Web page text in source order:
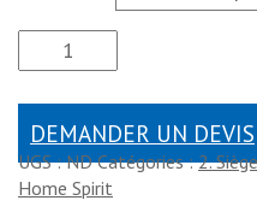
DEMANDER UN DEVIS
UGS :ND Catégories :2.
Home Spirit